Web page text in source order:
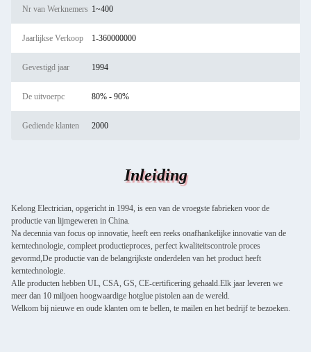
Nr van Werknemers 1~400
Jaarlijkse Verkoop 1-360000000
Gevestigd jaar 1994
De uitvoerpc 80% - 90%
Gediende klanten 2000
Inleiding
Kelong Electrician, opgericht in 1994, is een van de vroegste fabrieken voor de
productie van lijmgeweren in China.
Na decennia van focus op innovatie, heeft een reeks onafhankelijke innovatie van de
kerntechnologie, compleet productieproces, perfect kwaliteitscontrole proces
gevormd,De productie van de belangrijkste onderdelen van het product heeft
kerntechnologie.
Alle producten hebben UL, CSA, GS, CE-certificering gehaald.Elk jaar leveren we
meer dan 10 miljoen hoogwaardige hotglue pistolen aan de wereld.
Welkom bij nieuwe en oude klanten om te bellen, te mailen en het bedrijf te bezoeken.